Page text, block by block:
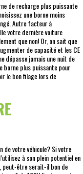
de recharge plus puissante
une borne moins
Autre facteur à
votre dernière voiture
que non! Or, on sait que
de capacité et les CE
dépasse jamais une nuit de
borne plus puissante pour
le bon filage lors de
de votre véhicule? Si votre
à son plein potentiel en
être serait-il bon de